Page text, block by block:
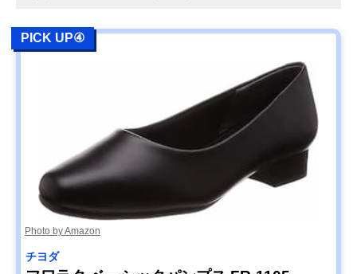
PICK UP④
Photo by Amazon
チヨダ